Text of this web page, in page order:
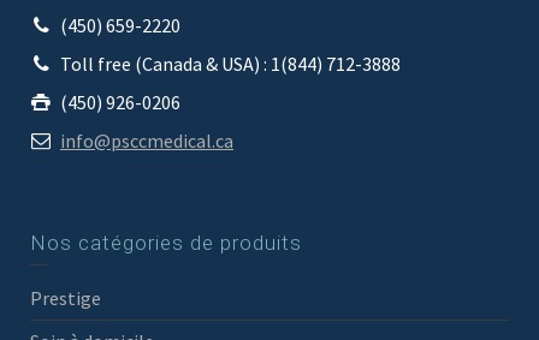
(450) 659-2220
Toll free (Canada & USA) : 1(844) 712-3888
(450) 926-0206
info@psccmedical.ca
Nos catégories de produits
Prestige